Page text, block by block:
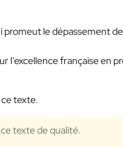
le dépassement
l’excellence française en
ce texte.
texte de qualité.